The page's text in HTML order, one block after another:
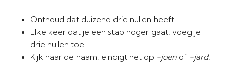
Onthoud dat duizend drie nullen heeft.
Elke keer dat je een stap hoger gaat, voeg je
drie nullen toe.
Kijk naar de naam: eindigt het op -joen of -jard,